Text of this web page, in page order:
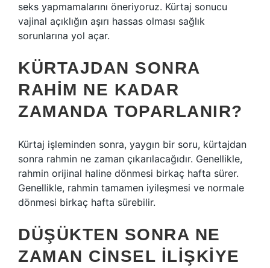
seks yapmamalarını öneriyoruz. Kürtaj sonucu
vajinal açıklığın aşırı hassas olması sağlık
sorunlarına yol açar.
KÜRTAJDAN SONRA
RAHIM NE KADAR
ZAMANDA TOPARLANIR?
Kürtaj işleminden sonra, yaygın bir soru, kürtajdan
sonra rahmin ne zaman çıkarılacağıdır. Genellikle,
rahmin orijinal haline dönmesi birkaç hafta sürer.
Genellikle, rahmin tamamen iyileşmesi ve normale
dönmesi birkaç hafta sürebilir.
DÜŞÜKTEN SONRA NE
ZAMAN CINSEL ILIŞKIYE